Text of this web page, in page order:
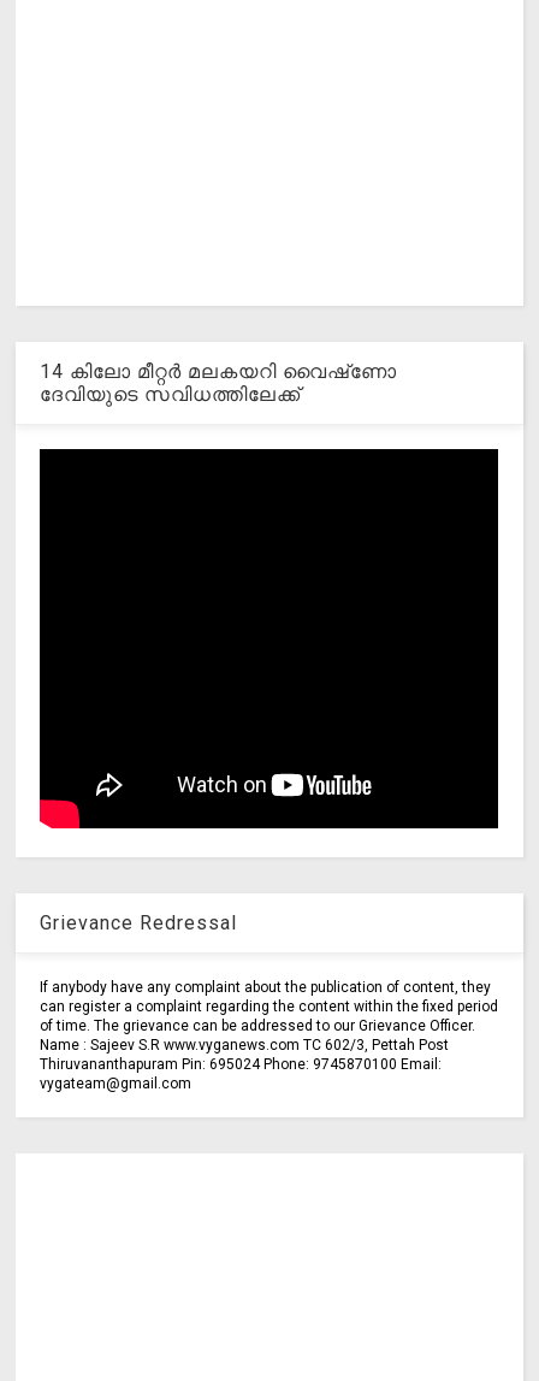
14 കിലോ മീറ്റര്‍ മലകയറി വൈഷ്‌ണോ
ദേവിയുടെ സവിധത്തിലേക്ക്
Grievance Redressal
If anybody have any complaint about the publication of content, they
can register a complaint regarding the content within the fixed period
of time. The grievance can be addressed to our Grievance Officer.
Name : Sajeev S.R www.vyganews.com TC 602/3, Pettah Post
Thiruvananthapuram Pin: 695024 Phone: 9745870100 Email:
vygateam@gmail.com